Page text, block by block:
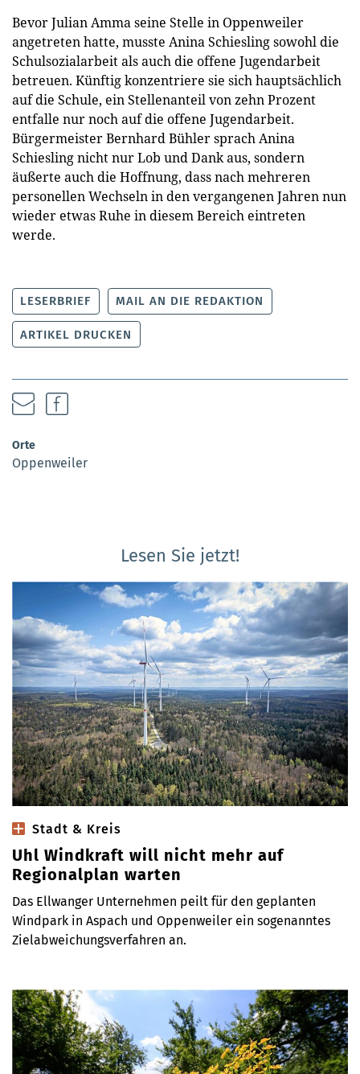
Bevor Julian Amma seine Stelle in Oppenweiler
angetreten hatte, musste Anina Schiesling sowohl die
Schulsozialarbeit als auch die offene Jugendarbeit
betreuen. Künftig konzentriere sie sich hauptsächlich
auf die Schule, ein Stellenanteil von zehn Prozent
entfalle nur noch auf die offene Jugendarbeit.
Bürgermeister Bernhard Bühler sprach Anina
Schiesling nicht nur Lob und Dank aus, sondern
äußerte auch die Hoffnung, dass nach mehreren
personellen Wechseln in den vergangenen Jahren nun
wieder etwas Ruhe in diesem Bereich eintreten
werde.
LESERBRIEF MAIL AN DIE REDAKTION
ARTIKEL DRUCKEN
Orte
Oppenweiler
Lesen Sie jetzt!
Stadt & Kreis
Uhl Windkraft will nicht mehr auf
Regionalplan warten
Das Ellwanger Unternehmen peilt für den geplanten
Windpark in Aspach und Oppenweiler ein sogenanntes
Zielabweichungsverfahren an.